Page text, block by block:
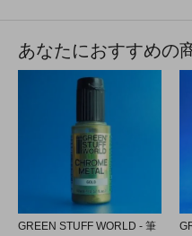
あなたにおすすめの
GREEN STUFF WORLD - 筆